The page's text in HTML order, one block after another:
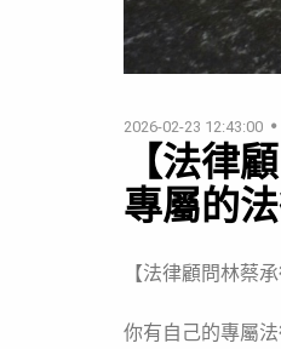
2026-02-23 12:43:00
【法律
專屬的
【法律顧問林蔡
你有自己的專屬